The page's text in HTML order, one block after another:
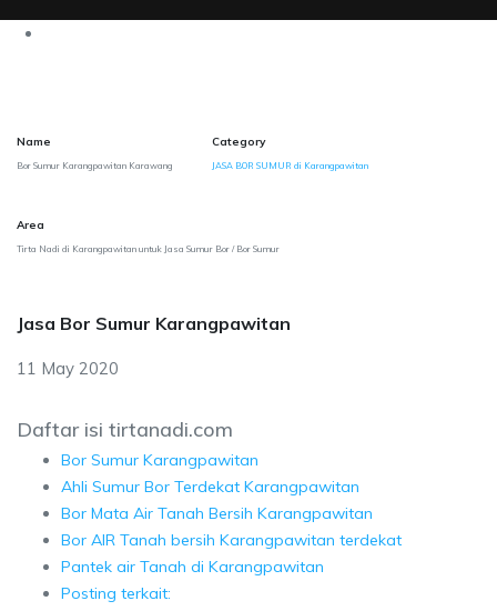
Name
Bor Sumur Karangpawitan Karawang
Category
JASA BOR SUMUR di Karangpawitan
Area
Tirta Nadi di Karangpawitan untuk Jasa Sumur Bor / Bor Sumur
Jasa Bor Sumur Karangpawitan
11 May 2020
Daftar isi tirtanadi.com
Bor Sumur Karangpawitan
Ahli Sumur Bor Terdekat Karangpawitan
Bor Mata Air Tanah Bersih Karangpawitan
Bor AIR Tanah bersih Karangpawitan terdekat
Pantek air Tanah di Karangpawitan
Posting terkait: